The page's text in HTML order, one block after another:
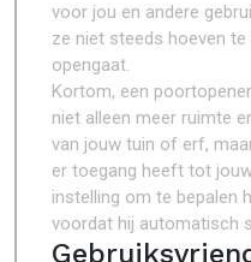
voor jou en andere
ze niet steeds hoeven
opengaat.
Kortom, een
niet alleen meer ruimte
van jouw tuin of erf,
er toegang heeft tot
instelling om te bepalen
voordat hij automatisch